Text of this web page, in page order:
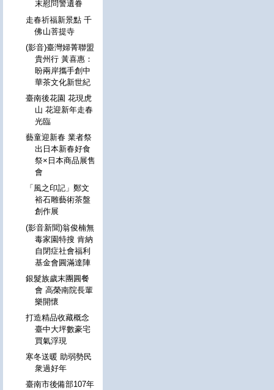
末慰問警遺眷
走春祈福新景點 千
佛山菩提寺
(影音)臺灣婦菁聯盟
貴州行 黃喜惠：
盼兩岸攜手創中
華茶文化新世紀
臺南後花園 花現虎
山 花迎新年走春
光臨
藝童迎新春 業者祭
出日本新春好食
祭×日本商品展售
會
「風之印記」鄭文
裕石雕藝術茶盤
創作展
(影音新聞)翁俊楠無
毒家園特搜 肯納
自閉症社會福利
基金會圓滿達陣
銀髮族歲末團圓餐
會 高榮南院長輩
樂開懷
打造精品收藏概念
臺中大坪數豪宅
買氣浮現
寒冬送暖 助弱勢民
衆過好年
臺南市後備部107年